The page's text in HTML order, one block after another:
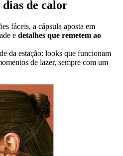
dias de calor
fáceis, a cápsula aposta em
e detalhes que remetem ao
da estação: looks que funcionam
de lazer, sempre com um